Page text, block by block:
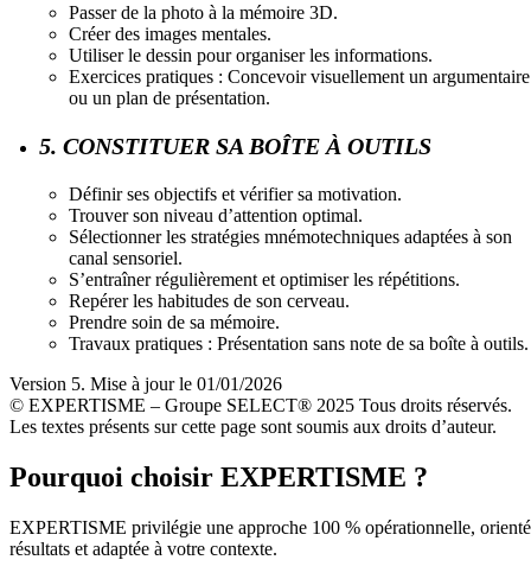
Passer de la photo à la mémoire 3D.
Créer des images mentales.
Utiliser le dessin pour organiser les informations.
Exercices pratiques : Concevoir visuellement un argumentaire
ou un plan de présentation.
5. CONSTITUER SA BOÎTE À OUTILS
Définir ses objectifs et vérifier sa motivation.
Trouver son niveau d’attention optimal.
Sélectionner les stratégies mnémotechniques adaptées à son
canal sensoriel.
S’entraîner régulièrement et optimiser les répétitions.
Repérer les habitudes de son cerveau.
Prendre soin de sa mémoire.
Travaux pratiques : Présentation sans note de sa boîte à outils.
Version 5. Mise à jour le 01/01/2026
© EXPERTISME – Groupe SELECT® 2025 Tous droits réservés.
Les textes présents sur cette page sont soumis aux droits d’auteur.
Pourquoi choisir EXPERTISME ?
EXPERTISME privilégie une approche 100 % opérationnelle,
résultats et adaptée à votre contexte.